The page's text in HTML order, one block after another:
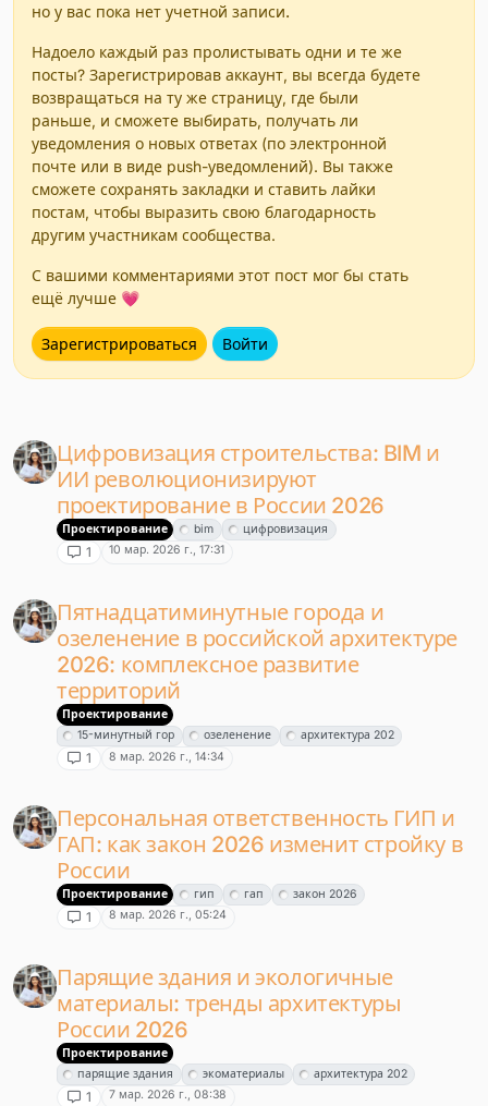
но у вас пока нет учетной записи.
Надоело каждый раз пролистывать одни и те же
посты? Зарегистрировав аккаунт, вы всегда будете
возвращаться на ту же страницу, где были
раньше, и сможете выбирать, получать ли
уведомления о новых ответах (по электронной
почте или в виде push-уведомлений). Вы также
сможете сохранять закладки и ставить лайки
постам, чтобы выразить свою благодарность
другим участникам сообщества.
С вашими комментариями этот пост мог бы стать
ещё лучше 💗
Зарегистрироваться Войти
Цифровизация строительства: BIM и
ИИ революционизируют
проектирование в России 2026
Проектирование bim цифровизация
1 10 мар. 2026 г., 17:31
Пятнадцатиминутные города и
озеленение в российской архитектуре
2026: комплексное развитие
территорий
Проектирование
15-минутный гор
озеленение архитектура 202
1 8 мар. 2026 г., 14:34
Персональная ответственность ГИП и
ГАП: как закон 2026 изменит стройку в
России
Проектирование гип гап закон 2026
1 8 мар. 2026 г., 05:24
Парящие здания и экологичные
материалы: тренды архитектуры
России 2026
Проектирование
парящие здания
экоматериалы архитектура 202
1 7 мар. 2026 г., 08:38